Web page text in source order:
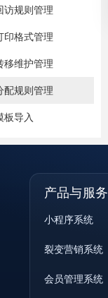
访规则管理
印格式管理
移维护管理
配规则管理
板导入
产品与服务
小程序系统
裂变营销系统
会员管理系统